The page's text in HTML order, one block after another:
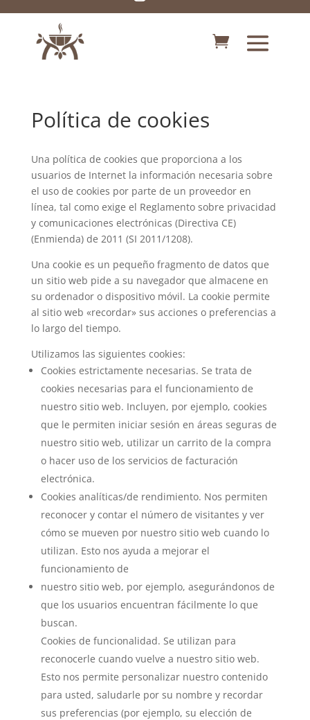
Política de cookies
Una política de cookies que proporciona a los
usuarios de Internet la información necesaria sobre
el uso de cookies por parte de un proveedor en
línea, tal como exige el Reglamento sobre privacidad
y comunicaciones electrónicas (Directiva CE)
(Enmienda) de 2011 (SI 2011/1208).
Una cookie es un pequeño fragmento de datos que
un sitio web pide a su navegador que almacene en
su ordenador o dispositivo móvil. La cookie permite
al sitio web «recordar» sus acciones o preferencias a
lo largo del tiempo.
Utilizamos las siguientes cookies:
Cookies estrictamente necesarias. Se trata de
cookies necesarias para el funcionamiento de
nuestro sitio web. Incluyen, por ejemplo, cookies
que le permiten iniciar sesión en áreas seguras de
nuestro sitio web, utilizar un carrito de la compra
o hacer uso de los servicios de facturación
electrónica.
Cookies analíticas/de rendimiento. Nos permiten
reconocer y contar el número de visitantes y ver
cómo se mueven por nuestro sitio web cuando lo
utilizan. Esto nos ayuda a mejorar el
funcionamiento de
nuestro sitio web, por ejemplo, asegurándonos de
que los usuarios encuentran fácilmente lo que
buscan.
Cookies de funcionalidad. Se utilizan para
reconocerle cuando vuelve a nuestro sitio web.
Esto nos permite personalizar nuestro contenido
para usted, saludarle por su nombre y recordar
sus preferencias (por ejemplo, su elección de